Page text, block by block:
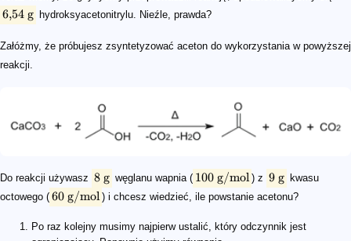
6,54 g hydroksyacetonitrylu. Nieźle, prawda?
Załóżmy, że próbujesz zsyntetyzować aceton do wykorzystania w powyższej
reakcji.
Do reakcji używasz 8 g węglanu wapnia ( 100 g/mol ) z 9 g kwasu
octowego ( 60 g/mol ) i chcesz wiedzieć, ile powstanie acetonu?
Po raz kolejny musimy najpierw ustalić, który odczynnik jest